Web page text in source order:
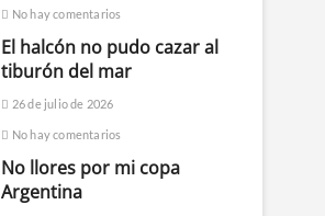
No hay comentarios
El halcón no pudo cazar al
tiburón del mar
26 de julio de 2026
No hay comentarios
No llores por mi copa
Argentina